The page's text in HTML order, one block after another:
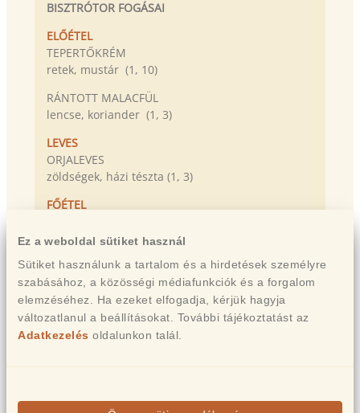
Ez a weboldal sütiket használ
Sütiket használunk a tartalom és a hirdetések személyre
szabásához, a közösségi médiafunkciók és a forgalom
elemzéséhez. Ha ezeket elfogadja, kérjük hagyja
változatlanul a beállításokat. További tájékoztatást az
Adatkezelés oldalunkon talál.
BISZTRÓTOR FOGÁSAI
ELŐÉTEL
TEPERTŐKRÉM
retek, mustár (1, 10)
RÁNTOTT MALACFÜL
lencse, koriander (1, 3)
LEVES
ORJALEVES
zöldségek, házi tészta (1, 3)
FŐÉTEL
tejföl, kovászos kenyér (7)
HURKA
karfiol, kapri (7)
DESSZERT
HÁJAS TÉSZTA